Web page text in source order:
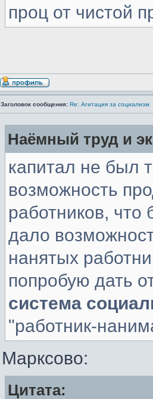
проц от чистой
Заголовок сообщения: Re: Агитация за социализм
Наёмный труд и
капитал не был
возможность
работников,
дало
нанятых
попробую дать
система
"работник-
Марксово:
Цитата: